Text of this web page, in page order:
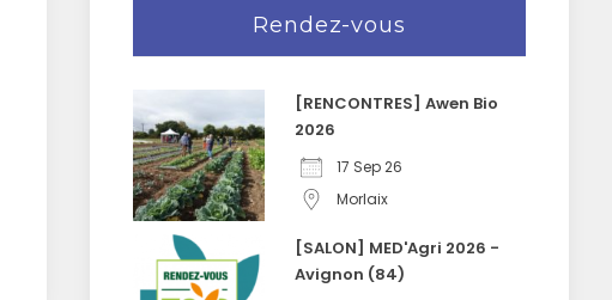
Rendez-vous
[RENCONTRES] Awen Bio
2026
17 Sep 26
Morlaix
[SALON] MED'Agri 2026 -
Avignon (84)